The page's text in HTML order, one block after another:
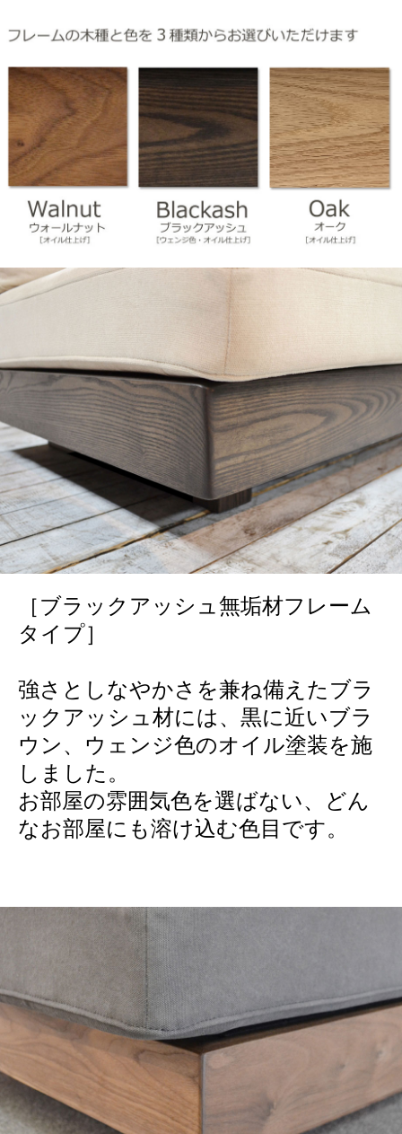
［ブラックアッシュ無垢材フレーム
タイプ］
強さとしなやかさを兼ね備えたブラ
ックアッシュ材には、黒に近いブラ
ウン、ウェンジ色のオイル塗装を施
しました。
お部屋の雰囲気色を選ばない、どん
なお部屋にも溶け込む色目です。